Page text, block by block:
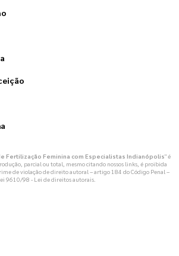
Fertilização Feminina com Especialistas Indianópolis" é
parcial ou total, mesmo citando nossos links, é proibida
de violação de direito autoral – artigo 184 do Código Penal –
9610/98 - Lei de direitos autorais.